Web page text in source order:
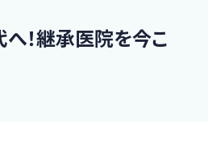
！継承医院を今こ